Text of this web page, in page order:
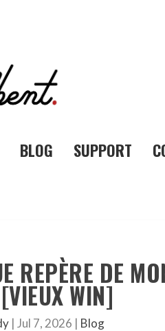
BLOG SUPPORT
DE
WIN]
| Jul 7, 2026 | Blog